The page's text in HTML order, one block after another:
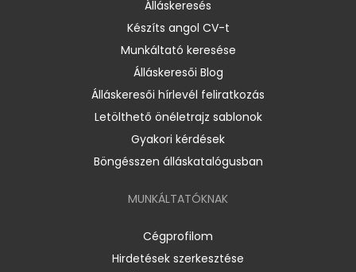
Álláskeresés
Készíts angol CV-t
Munkáltató keresése
Álláskeresői Blog
Álláskeresői hírlevél feliratkozás
Letölthető önéletrajz sablonok
Gyakori kérdések
Böngésszen álláskatalógusban
MUNKÁLTATÓKNAK
Cégprofilom
Hirdetések szerkesztése